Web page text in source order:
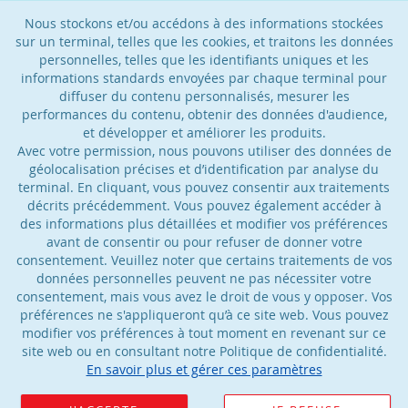
Nous stockons et/ou accédons à des informations stockées
sur un terminal, telles que les cookies, et traitons les données
personnelles, telles que les identifiants uniques et les
informations standards envoyées par chaque terminal pour
diffuser du contenu personnalisés, mesurer les
performances du contenu, obtenir des données d'audience,
et développer et améliorer les produits.
Avec votre permission, nous pouvons utiliser des données de
géolocalisation précises et d’identification par analyse du
terminal. En cliquant, vous pouvez consentir aux traitements
décrits précédemment. Vous pouvez également accéder à
des informations plus détaillées et modifier vos préférences
avant de consentir ou pour refuser de donner votre
consentement. Veuillez noter que certains traitements de vos
données personnelles peuvent ne pas nécessiter votre
consentement, mais vous avez le droit de vous y opposer. Vos
préférences ne s'appliqueront qu’à ce site web. Vous pouvez
modifier vos préférences à tout moment en revenant sur ce
site web ou en consultant notre Politique de confidentialité.
En savoir plus et gérer ces paramètres